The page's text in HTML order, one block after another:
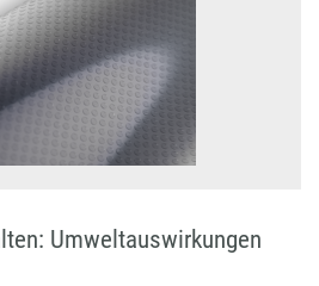
Umweltauswirkungen